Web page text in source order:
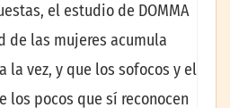
el estudio de DOMMA
de las mujeres acumula
la vez, y que los sofocos y el
los pocos que sí reconocen